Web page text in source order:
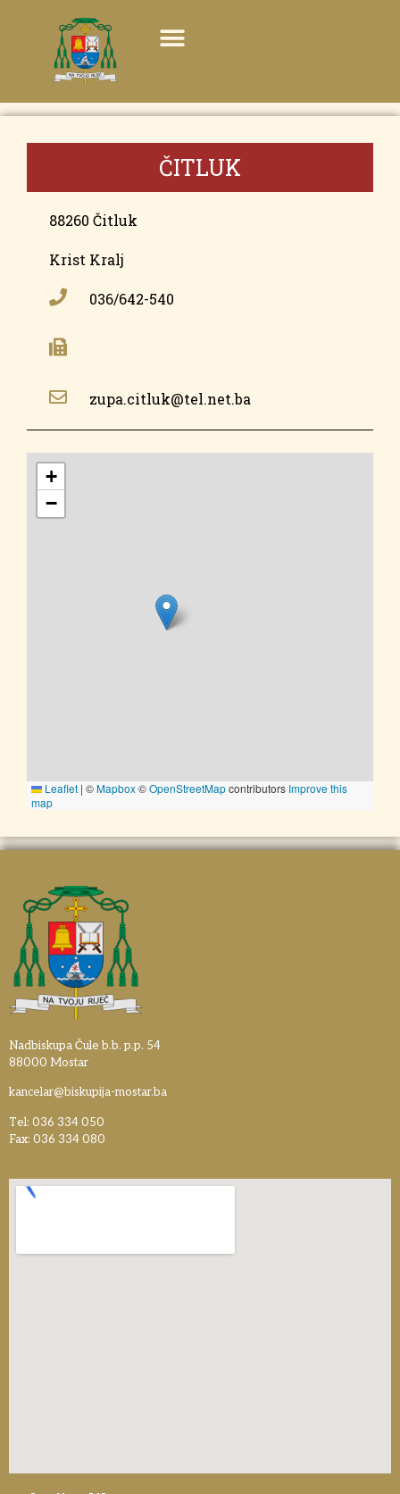
ČITLUK
88260 Čitluk
Krist Kralj
036/642-540
zupa.citluk@tel.net.ba
+
−
Leaflet | ©Mapbox©OpenStreetMapcontributors Improve this
map
Nadbiskupa Čule b.b. p.p. 54
88000 Mostar
kancelar@biskupija-mostar.ba
Tel: 036 334 050
Fax: 036 334 080